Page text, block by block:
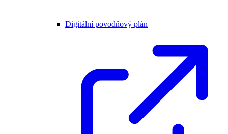
Digitální povodňový plán